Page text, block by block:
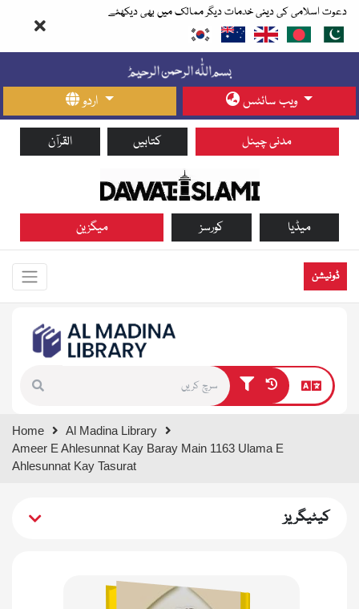
دعوت اسلامی کی دینی خدمات دیگر ممالک میں بھی دیکھئے
اردو ویب سائٹس
القرآن کتابیں مدنی چینل
میگزین کورسز میڈیا
ڈونیشن
results.
Home
Al Madina Library
Ameer E Ahlesunnat Kay Baray Main 1163 Ulama E
Ahlesunnat Kay Tasurat
کیٹیگریز